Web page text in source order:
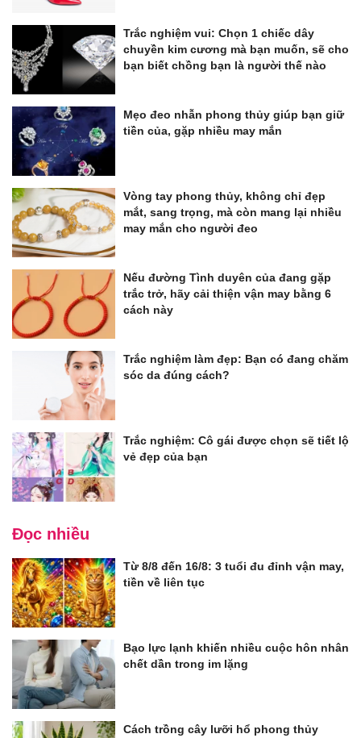
Trắc nghiệm vui: Chọn 1 chiếc dây
chuyền kim cương mà bạn muốn, sẽ cho
bạn biết chồng bạn là người thế nào
Mẹo đeo nhẫn phong thủy giúp bạn giữ
tiền của, gặp nhiều may mắn
Vòng tay phong thủy, không chỉ đẹp
mắt, sang trọng, mà còn mang lại nhiều
may mắn cho người đeo
Nếu đường Tình duyên của đang gặp
trắc trở, hãy cải thiện vận may bằng 6
cách này
Trắc nghiệm làm đẹp: Bạn có đang chăm
sóc da đúng cách?
Trắc nghiệm: Cô gái được chọn sẽ tiết lộ
vẻ đẹp của bạn
Đọc nhiều
Từ 8/8 đến 16/8: 3 tuổi đu đỉnh vận may,
tiền về liên tục
Bạo lực lạnh khiến nhiều cuộc hôn nhân
chết dần trong im lặng
Cách trồng cây lưỡi hổ phong thủy